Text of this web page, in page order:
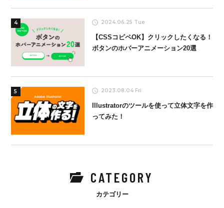
4 2024.06.25 Tue
【CSSコピペOK】クリックしたくなる！
ボタンのホバーアニメーション20選
5 2023.08.04 Fri
Illustratorのツールを使って立体文字を作
ってみた！
CATEGORY
カテゴリー